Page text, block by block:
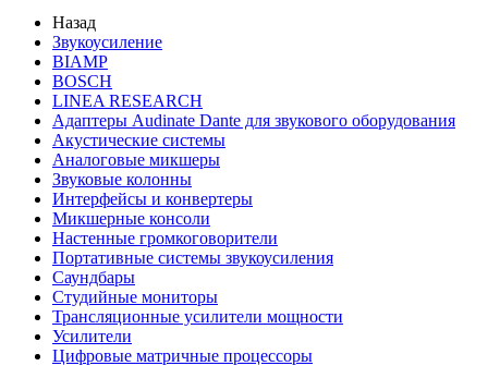
Назад
Звукоусиление
BIAMP
BOSCH
LINEA RESEARCH
Адаптеры Audinate Dante для звукового оборудования
Акустические системы
Аналоговые микшеры
Звуковые колонны
Интерфейсы и конвертеры
Микшерные консоли
Настенные громкоговорители
Портативные системы звукоусиления
Саундбары
Студийные мониторы
Трансляционные усилители мощности
Усилители
Цифровые матричные процессоры